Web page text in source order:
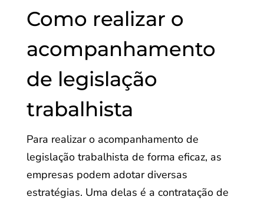
Como realizar o
acompanhamento
de legislação
trabalhista
Para realizar o acompanhamento de
legislação trabalhista de forma eficaz, as
empresas podem adotar diversas
estratégias. Uma delas é a contratação de